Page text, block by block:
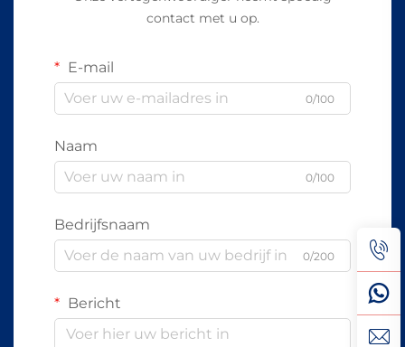
contact met u op.
E-mail
0/100
Naam
0/100
Bedrijfsnaam
0/200
Bericht